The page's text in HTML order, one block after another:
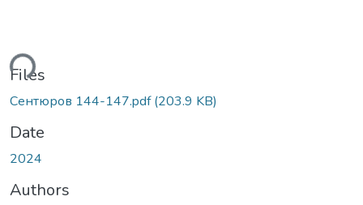
Files
Сентюров 144-147.pdf(203.9 KB)
Date
2024
Authors